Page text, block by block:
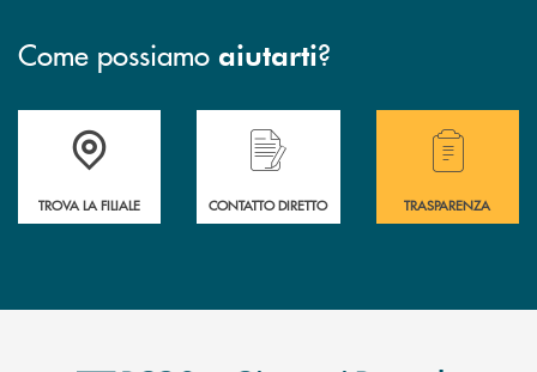
Come possiamo aiutarti?
Accedi all' elenco completo delle filiali della BCC San Giovanni
TROVA LA FILIALE
Hai bisogno di assistenza immediata?
CONTATTO DIRETTO
Hai bisogno di
TRASPARENZA